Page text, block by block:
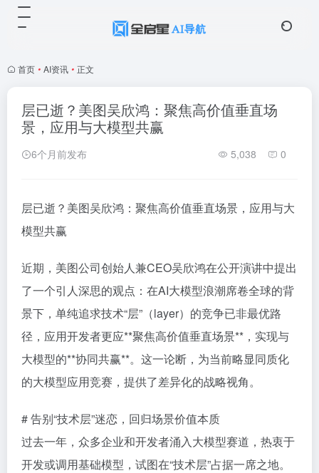
首页 • AI资讯 • 正文
层已逝？美图吴欣鸿：聚焦高价值垂直场
景，应用与大模型共赢
6个月前发布 5,038 0
层已逝？美图吴欣鸿：聚焦高价值垂直场景，应用与大
模型共赢
近期，美图公司创始人兼CEO吴欣鸿在公开演讲中提出
了一个引人深思的观点：在AI大模型浪潮席卷全球的背
景下，单纯追求技术“层”（layer）的竞争已非最优路
径，应用开发者更应**聚焦高价值垂直场景**，实现与
大模型的**协同共赢**。这一论断，为当前略显同质化
的大模型应用竞赛，提供了差异化的战略视角。
# 告别“技术层”迷恋，回归场景价值本质
过去一年，众多企业和开发者涌入大模型赛道，热衷于
开发或调用基础模型，试图在“技术层”占据一席之地。